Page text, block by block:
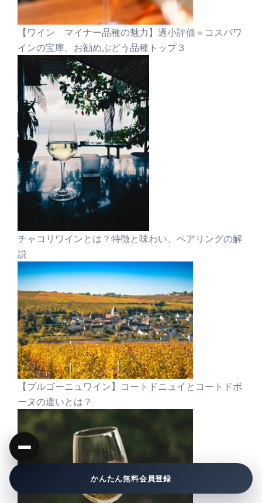
【ワイン マイナー品種の魅力】過小評価＝コスパワ
インの宝庫。お勧めぶどう品種トップ３
チャコリワインとは？特徴と味わい、ペアリングの解
説
【ブルゴーニュワイン】コートドニュイとコートドボ
ーヌの違いとは？
かんたん無料会員登録